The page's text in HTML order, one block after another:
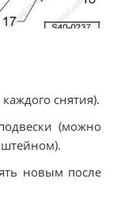
снятия).
(можно
новым после